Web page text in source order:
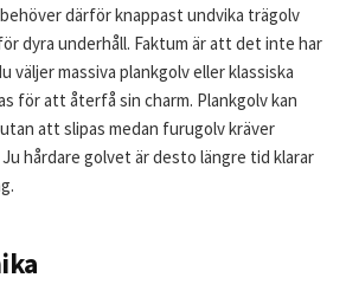
därför knappast undvika trägolv
dyra underhåll. Faktum är att det inte har
väljer massiva plankgolv eller klassiska
för att återfå sin charm. Plankgolv kan
att slipas medan furugolv kräver
hårdare golvet är desto längre tid klarar